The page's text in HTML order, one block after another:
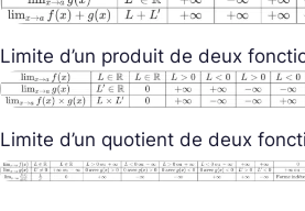
Limite d’un produit de deux
Limite d’un quotient de deux